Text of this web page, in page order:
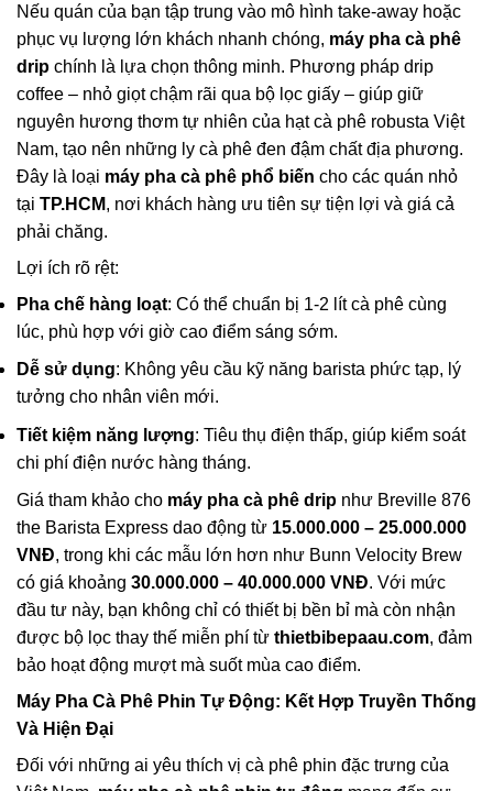
Nếu quán của bạn tập trung vào mô hình take-away hoặc
phục vụ lượng lớn khách nhanh chóng, máy pha cà phê
drip chính là lựa chọn thông minh. Phương pháp drip
coffee – nhỏ giọt chậm rãi qua bộ lọc giấy – giúp giữ
nguyên hương thơm tự nhiên của hạt cà phê robusta Việt
Nam, tạo nên những ly cà phê đen đậm chất địa phương.
Đây là loại máy pha cà phê phổ biến cho các quán nhỏ
tại TP.HCM, nơi khách hàng ưu tiên sự tiện lợi và giá cả
phải chăng.
Lợi ích rõ rệt:
Pha chế hàng loạt: Có thể chuẩn bị 1-2 lít cà phê cùng
lúc, phù hợp với giờ cao điểm sáng sớm.
Dễ sử dụng: Không yêu cầu kỹ năng barista phức tạp, lý
tưởng cho nhân viên mới.
Tiết kiệm năng lượng: Tiêu thụ điện thấp, giúp kiểm soát
chi phí điện nước hàng tháng.
Giá tham khảo cho máy pha cà phê drip như Breville 876
the Barista Express dao động từ 15.000.000 – 25.000.000
VNĐ, trong khi các mẫu lớn hơn như Bunn Velocity Brew
có giá khoảng 30.000.000 – 40.000.000 VNĐ. Với mức
đầu tư này, bạn không chỉ có thiết bị bền bỉ mà còn nhận
được bộ lọc thay thế miễn phí từ thietbibepaau.com, đảm
bảo hoạt động mượt mà suốt mùa cao điểm.
Máy Pha Cà Phê Phin Tự Động: Kết Hợp Truyền Thống
Và Hiện Đại
Đối với những ai yêu thích vị cà phê phin đặc trưng của